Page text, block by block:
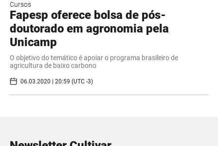
Cursos
Fapesp oferece bolsa de pós-
doutorado em agronomia pela
Unicamp
O objetivo do temático é apoiar o programa brasileiro de
agricultura de baixo carbono
06.03.2020 | 20:59 (UTC -3)